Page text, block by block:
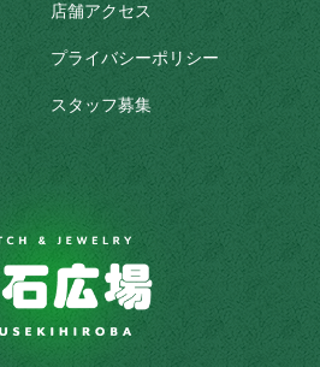
店舗アクセス
プライバシーポリシー
スタッフ募集